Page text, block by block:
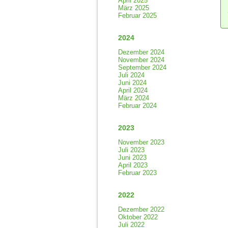
März 2025
Februar 2025
2024
Dezember 2024
November 2024
September 2024
Juli 2024
Juni 2024
April 2024
März 2024
Februar 2024
2023
November 2023
Juli 2023
Juni 2023
April 2023
Februar 2023
2022
Dezember 2022
Oktober 2022
Juli 2022